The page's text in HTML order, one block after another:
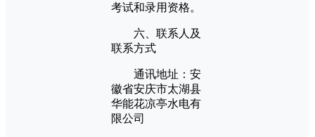
考试和录用资格。
六、联系人及
联系方式
通讯地址：安
徽省安庆市太湖县
华能花凉亭水电有
限公司